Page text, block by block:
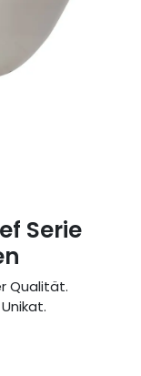
Serie
Qualität.